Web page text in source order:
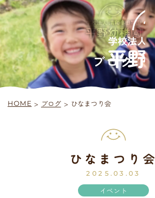
園について 園での生活
平 野 幼 稚 園
入園案内
ブログ
HOME > ブログ > ひなまつり会
ひなまつり会
2025.03.03
イベント